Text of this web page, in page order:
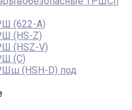
(622-A)
(HS-Z)
(HSZ-V)
(С)
(HSH-D) под